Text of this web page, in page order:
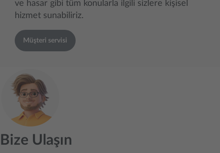
ve hasar gibi tüm konularla ilgili sizlere kişisel
hizmet sunabiliriz.
Müşteri servisi
Bize Ulaşın